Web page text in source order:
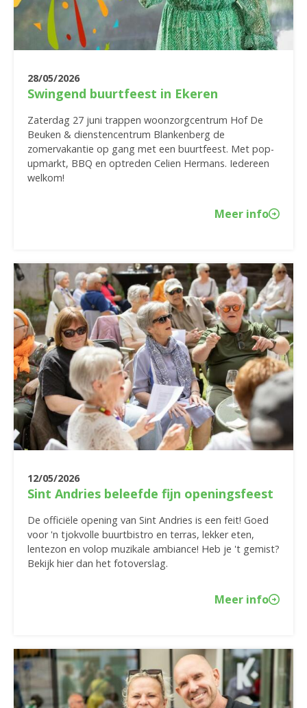
28/05/2026
Swingend buurtfeest in Ekeren
Zaterdag 27 juni trappen woonzorgcentrum Hof De
Beuken & dienstencentrum Blankenberg de
zomervakantie op gang met een buurtfeest. Met pop-
upmarkt, BBQ en optreden Celien Hermans. Iedereen
welkom!
Meer info
12/05/2026
Sint Andries beleefde fijn openingsfeest
De officiële opening van Sint Andries is een feit! Goed
voor 'n tjokvolle buurtbistro en terras, lekker eten,
lentezon en volop muzikale ambiance! Heb je 't gemist?
Bekijk hier dan het fotoverslag.
Meer info